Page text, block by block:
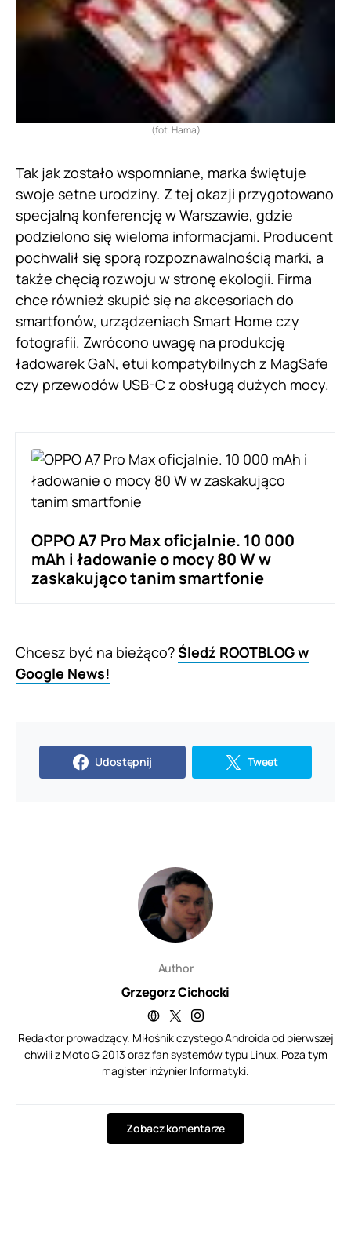
(fot. Hama)
Tak jak zostało wspomniane, marka świętuje
swoje setne urodziny. Z tej okazji przygotowano
specjalną konferencję w Warszawie, gdzie
podzielono się wieloma informacjami. Producent
pochwalił się sporą rozpoznawalnością marki, a
także chęcią rozwoju w stronę ekologii. Firma
chce również skupić się na akcesoriach do
smartfonów, urządzeniach Smart Home czy
fotografii. Zwrócono uwagę na produkcję
ładowarek GaN, etui kompatybilnych z MagSafe
czy przewodów USB-C z obsługą dużych mocy.
OPPO A7 Pro Max oficjalnie. 10 000
mAh i ładowanie o mocy 80 W w
zaskakująco tanim smartfonie
Chcesz być na bieżąco?Śledź ROOTBLOG w
Google News!
Udostępnij Tweet
Author
Grzegorz Cichocki
Redaktor prowadzący. Miłośnik czystego Androida od pierwszej
chwili z Moto G 2013 oraz fan systemów typu Linux. Poza tym
magister inżynier Informatyki.
Zobacz komentarze